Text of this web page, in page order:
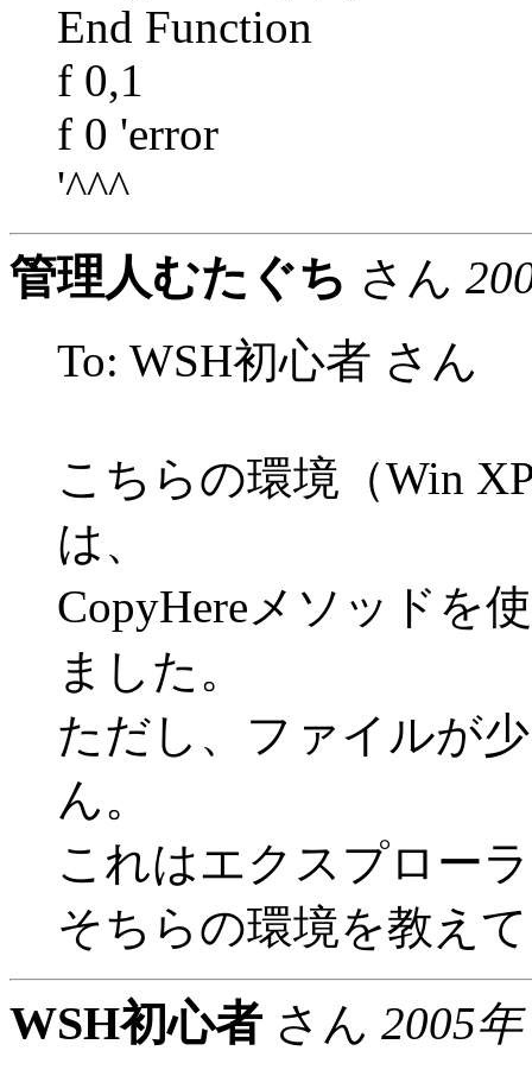
End Function
f 0,1
f 0 'error
'^^^
管理人むたぐち さん
To: WSH初心者 さん
こちらの環境（Win
は、
CopyHereメソッドを
ました。
ただし、ファイルが
ん。
これはエクスプロー
そちらの環境を教え
WSH初心者 さん 2005